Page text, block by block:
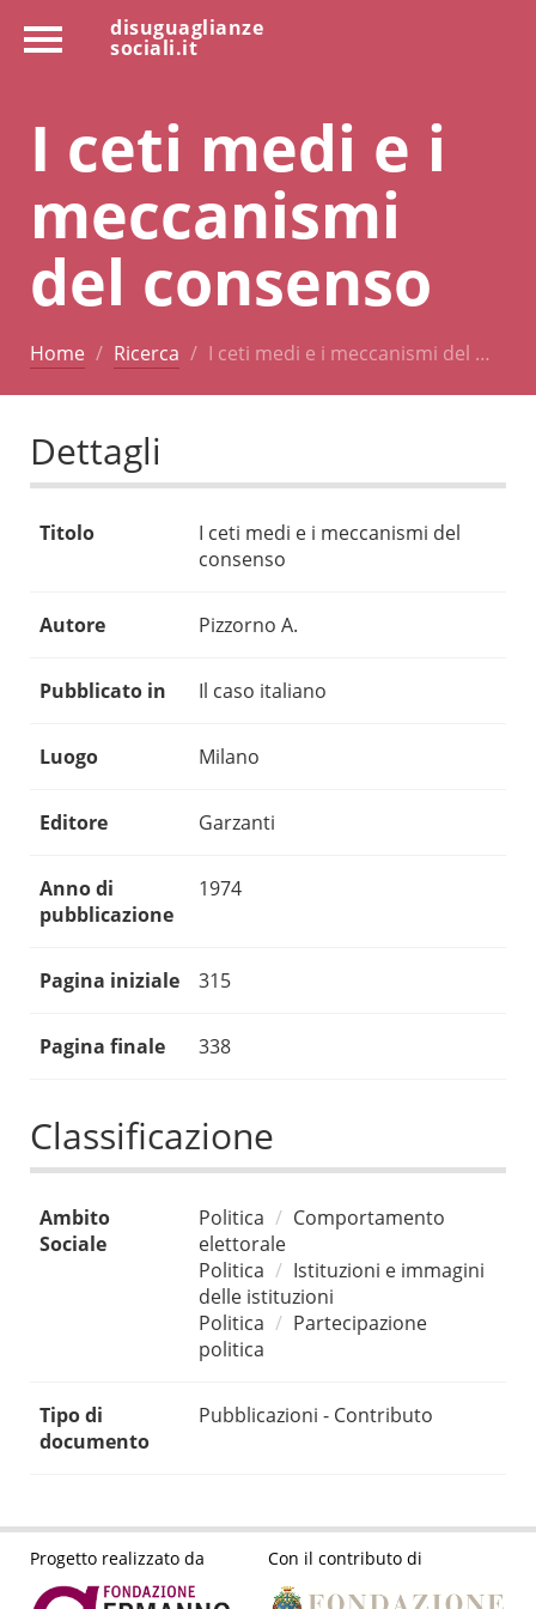
disuguaglianze
sociali.it
I ceti medi e i
meccanismi
del consenso
Home Ricerca I ceti medi e i meccanismi del …
Dettagli
Titolo
I ceti medi e i meccanismi del
consenso
Autore Pizzorno A.
Pubblicato in Il caso italiano
Luogo Milano
Editore Garzanti
Anno di
pubblicazione
1974
Pagina iniziale 315
Pagina finale 338
Classificazione
Ambito
Sociale
Politica
Comportamento
elettorale
Politica
Istituzioni e immagini
delle istituzioni
Politica
Partecipazione
politica
Tipo di
documento
Pubblicazioni - Contributo
Progetto realizzato da Con il contributo di